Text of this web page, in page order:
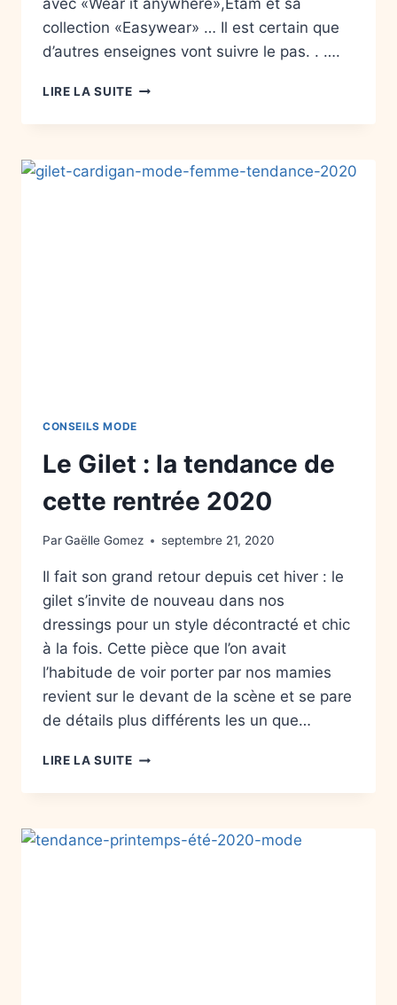
avec «Wear it anywhere»,Etam et sa
collection «Easywear» … Il est certain que
d’autres enseignes vont suivre le pas. . ….
LIRE LA SUITE
CONSEILS MODE
Le Gilet : la tendance de
cette rentrée 2020
ParGaëlle Gomez septembre 21, 2020
Il fait son grand retour depuis cet hiver : le
gilet s’invite de nouveau dans nos
dressings pour un style décontracté et chic
à la fois. Cette pièce que l’on avait
l’habitude de voir porter par nos mamies
revient sur le devant de la scène et se pare
de détails plus différents les un que…
LIRE LA SUITE